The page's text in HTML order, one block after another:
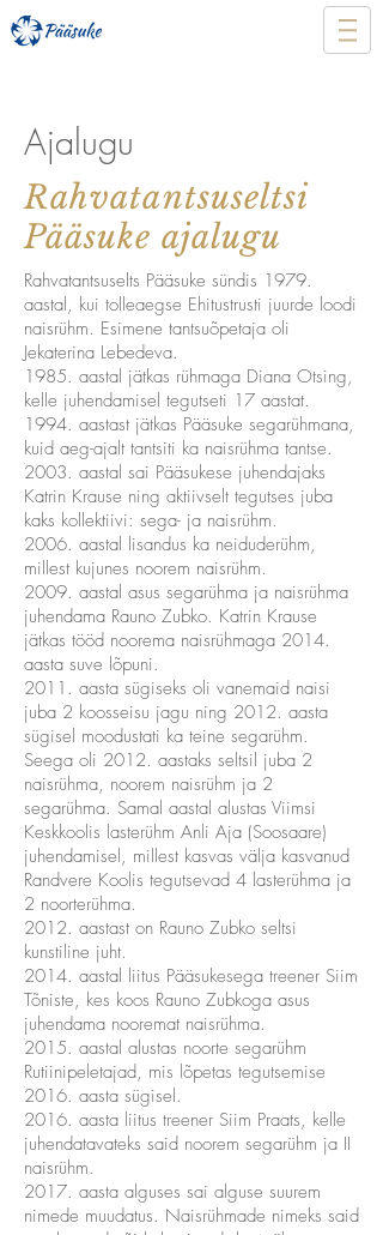
Ajalugu
Rahvatantsuseltsi
Pääsuke ajalugu
Rahvatantsuselts Pääsuke sündis 1979.
aastal, kui tolleaegse Ehitustrusti juurde loodi
naisrühm. Esimene tantsuõpetaja oli
Jekaterina Lebedeva.
1985. aastal jätkas rühmaga Diana Otsing,
kelle juhendamisel tegutseti 17 aastat.
1994. aastast jätkas Pääsuke segarühmana,
kuid aeg-ajalt tantsiti ka naisrühma tantse.
2003. aastal sai Pääsukese juhendajaks
Katrin Krause ning aktiivselt tegutses juba
kaks kollektiivi: sega- ja naisrühm.
2006. aastal lisandus ka neiduderühm,
millest kujunes noorem naisrühm.
2009. aastal asus segarühma ja naisrühma
juhendama Rauno Zubko. Katrin Krause
jätkas tööd noorema naisrühmaga 2014.
aasta suve lõpuni.
2011. aasta sügiseks oli vanemaid naisi
juba 2 koosseisu jagu ning 2012. aasta
sügisel moodustati ka teine segarühm.
Seega oli 2012. aastaks seltsil juba 2
naisrühma, noorem naisrühm ja 2
segarühma. Samal aastal alustas Viimsi
Keskkoolis lasterühm Anli Aja (Soosaare)
juhendamisel, millest kasvas välja kasvanud
Randvere Koolis tegutsevad 4 lasterühma ja
2 noorterühma.
2012. aastast on Rauno Zubko seltsi
kunstiline juht.
2014. aastal liitus Pääsukesega treener Siim
Tõniste, kes koos Rauno Zubkoga asus
juhendama nooremat naisrühma.
2015. aastal alustas noorte segarühm
Rutiinipeletajad, mis lõpetas tegutsemise
2016. aasta sügisel.
2016. aasta liitus treener Siim Praats, kelle
juhendatavateks said noorem segarühm ja II
naisrühm.
2017. aasta alguses sai alguse suurem
nimede muudatus. Naisrühmade nimeks said